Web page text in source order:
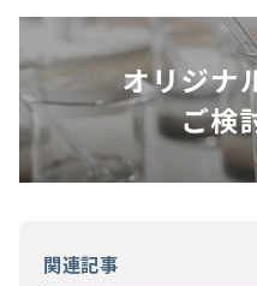
関連記事